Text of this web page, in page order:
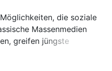
die soziale
Massenmedien
greifen jüngste
zurück,